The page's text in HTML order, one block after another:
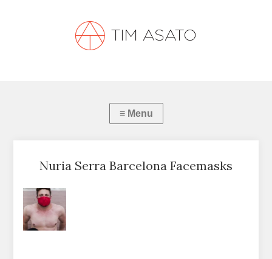
Nuria Serra Barcelona Facemasks